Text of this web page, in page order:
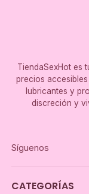
TiendaSexHot es
precios
lubricantes y
discreción y
Síguenos
CATEGORÍAS